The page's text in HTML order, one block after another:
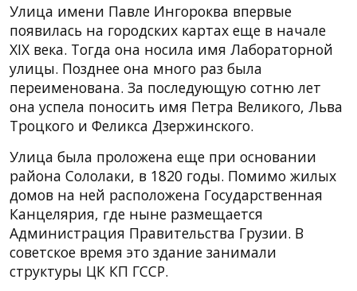
Улица имени Павле Ингороква впервые
появилась на городских картах еще в начале
XIX века. Тогда она носила имя Лабораторной
улицы. Позднее она много раз была
переименована. За последующую сотню лет
она успела поносить имя Петра Великого, Льва
Троцкого и Феликса Дзержинского.
Улица была проложена еще при основании
района Сололаки, в 1820 годы. Помимо жилых
домов на ней расположена Государственная
Канцелярия, где ныне размещается
Администрация Правительства Грузии. В
советское время это здание занимали
структуры ЦК КП ГССР.